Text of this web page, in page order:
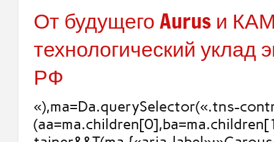
От будущего Aurus и
технологический уклад
РФ
«),ma=Da.querySelector(«.tns-